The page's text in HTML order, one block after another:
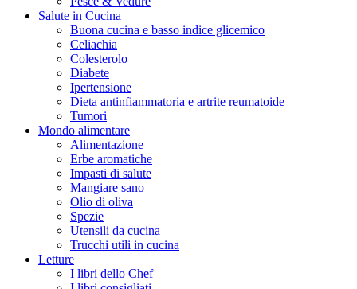
Salute in Cucina
Buona cucina e basso indice glicemico
Celiachia
Colesterolo
Diabete
Ipertensione
Dieta antinfiammatoria e artrite reumatoide
Tumori
Mondo alimentare
Alimentazione
Erbe aromatiche
Impasti di salute
Mangiare sano
Olio di oliva
Spezie
Utensili da cucina
Trucchi utili in cucina
Letture
I libri dello Chef